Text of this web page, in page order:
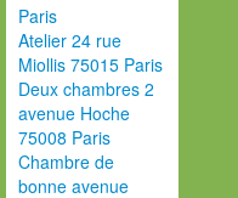
Paris
Atelier 24 rue
Miollis 75015 Paris
Deux chambres 2
avenue Hoche
75008 Paris
Chambre de
bonne avenue